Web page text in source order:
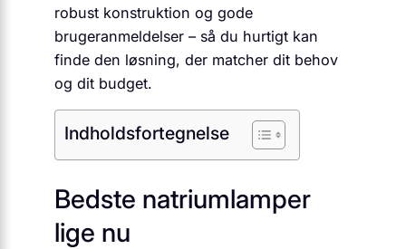
robust konstruktion og gode
brugeranmeldelser – så du hurtigt kan
finde den løsning, der matcher dit behov
og dit budget.
Indholdsfortegnelse
Bedste natriumlamper
lige nu